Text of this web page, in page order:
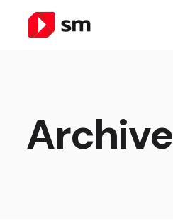
Archive